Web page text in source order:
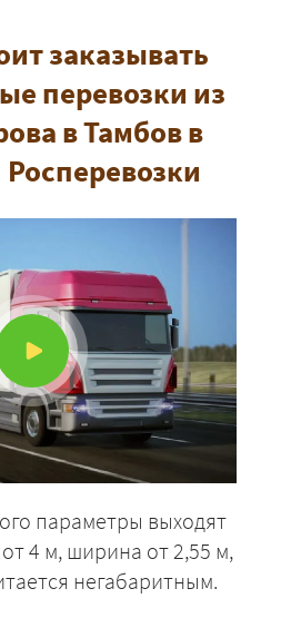
заказывать
перевозки из
в Тамбов в
параметры выходят
4 м, ширина от 2,55 м,
негабаритным.